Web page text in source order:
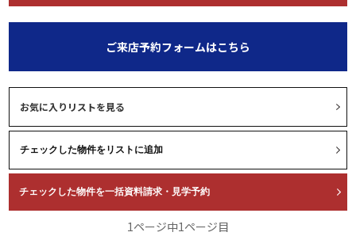
ご来店予約フォームはこちら
お気に入りリストを見る
1ページ中1ページ目